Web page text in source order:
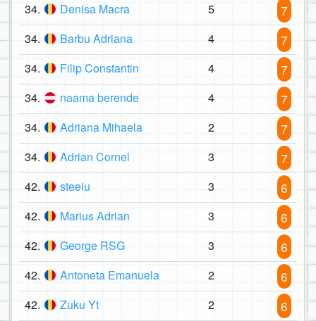
34. Denisa Macra 5 7
34. Barbu Adriana 4 7
34. Filip Constantin 4 7
34. naama berende 4 7
34. Adriana Mihaela 2 7
34. Adrian Cornel 3 7
42. steeiu 3 6
42. Marius Adrian 3 6
42. George RSG 3 6
42. Antoneta Emanuela 2 6
42. Zuku Yt 2 6